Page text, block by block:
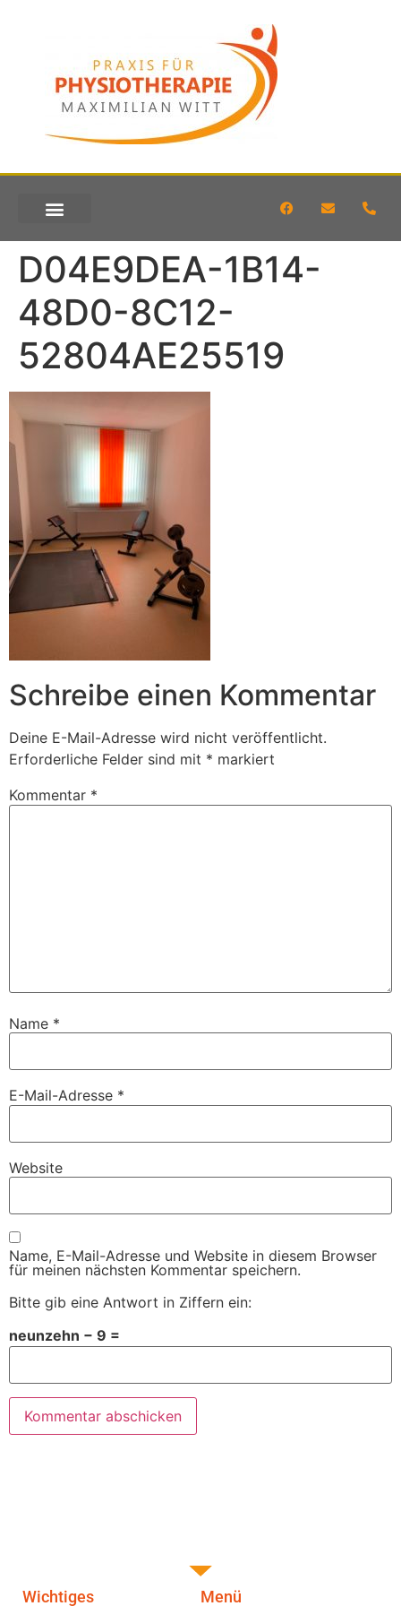
D04E9DEA-1B14-
48D0-8C12-
52804AE25519
Schreibe einen Kommentar
Deine E-Mail-Adresse wird nicht veröffentlicht.
Erforderliche Felder sind mit * markiert
Kommentar *
Name *
E-Mail-Adresse *
Website
Name, E-Mail-Adresse und Website in diesem Browser
für meinen nächsten Kommentar speichern.
Bitte gib eine Antwort in Ziffern ein:
neunzehn − 9 =
Wichtiges Menü